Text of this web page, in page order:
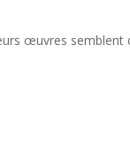
œuvres semblent